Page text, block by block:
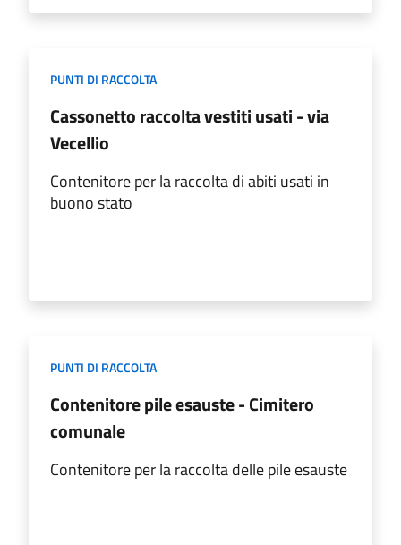
PUNTI DI RACCOLTA
Cassonetto raccolta vestiti usati - via
Vecellio
Contenitore per la raccolta di abiti usati in
buono stato
PUNTI DI RACCOLTA
Contenitore pile esauste - Cimitero
comunale
Contenitore per la raccolta delle pile esauste